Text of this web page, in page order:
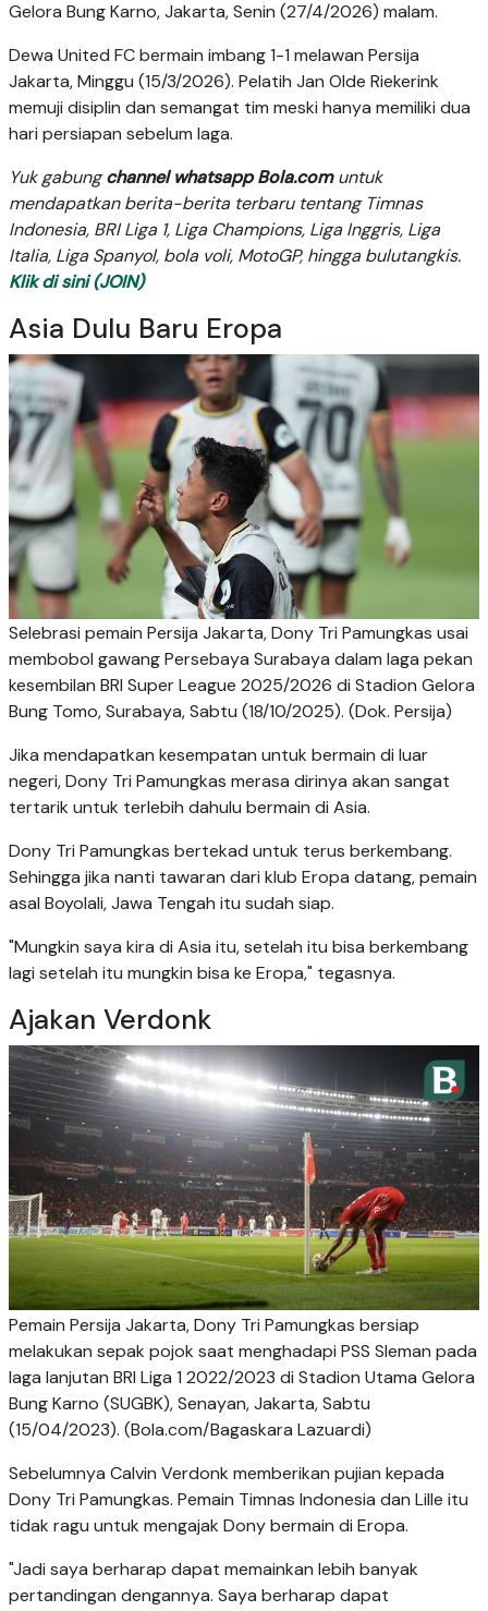
Gelora Bung Karno, Jakarta, Senin (27/4/2026) malam.
Dewa United FC bermain imbang 1-1 melawan Persija
Jakarta, Minggu (15/3/2026). Pelatih Jan Olde Riekerink
memuji disiplin dan semangat tim meski hanya memiliki dua
hari persiapan sebelum laga.
Yuk gabungchannel whatsapp Bola.comuntuk
mendapatkan berita-berita terbaru tentang Timnas
Indonesia, BRI Liga 1, Liga Champions, Liga Inggris, Liga
Italia, Liga Spanyol, bola voli, MotoGP, hingga bulutangkis.
Klik di sini (JOIN)
Asia Dulu Baru Eropa
Selebrasi pemain Persija Jakarta, Dony Tri Pamungkas usai
membobol gawang Persebaya Surabaya dalam laga pekan
kesembilan BRI Super League 2025/2026 di Stadion Gelora
Bung Tomo, Surabaya, Sabtu (18/10/2025). (Dok. Persija)
Jika mendapatkan kesempatan untuk bermain di luar
negeri, Dony Tri Pamungkas merasa dirinya akan sangat
tertarik untuk terlebih dahulu bermain di Asia.
Dony Tri Pamungkas bertekad untuk terus berkembang.
Sehingga jika nanti tawaran dari klub Eropa datang, pemain
asal Boyolali, Jawa Tengah itu sudah siap.
"Mungkin saya kira di Asia itu, setelah itu bisa berkembang
lagi setelah itu mungkin bisa ke Eropa," tegasnya.
Ajakan Verdonk
Pemain Persija Jakarta, Dony Tri Pamungkas bersiap
melakukan sepak pojok saat menghadapi PSS Sleman pada
laga lanjutan BRI Liga 1 2022/2023 di Stadion Utama Gelora
Bung Karno (SUGBK), Senayan, Jakarta, Sabtu
(15/04/2023). (Bola.com/Bagaskara Lazuardi)
Sebelumnya Calvin Verdonk memberikan pujian kepada
Dony Tri Pamungkas. Pemain Timnas Indonesia dan Lille itu
tidak ragu untuk mengajak Dony bermain di Eropa.
"Jadi saya berharap dapat memainkan lebih banyak
pertandingan dengannya. Saya berharap dapat